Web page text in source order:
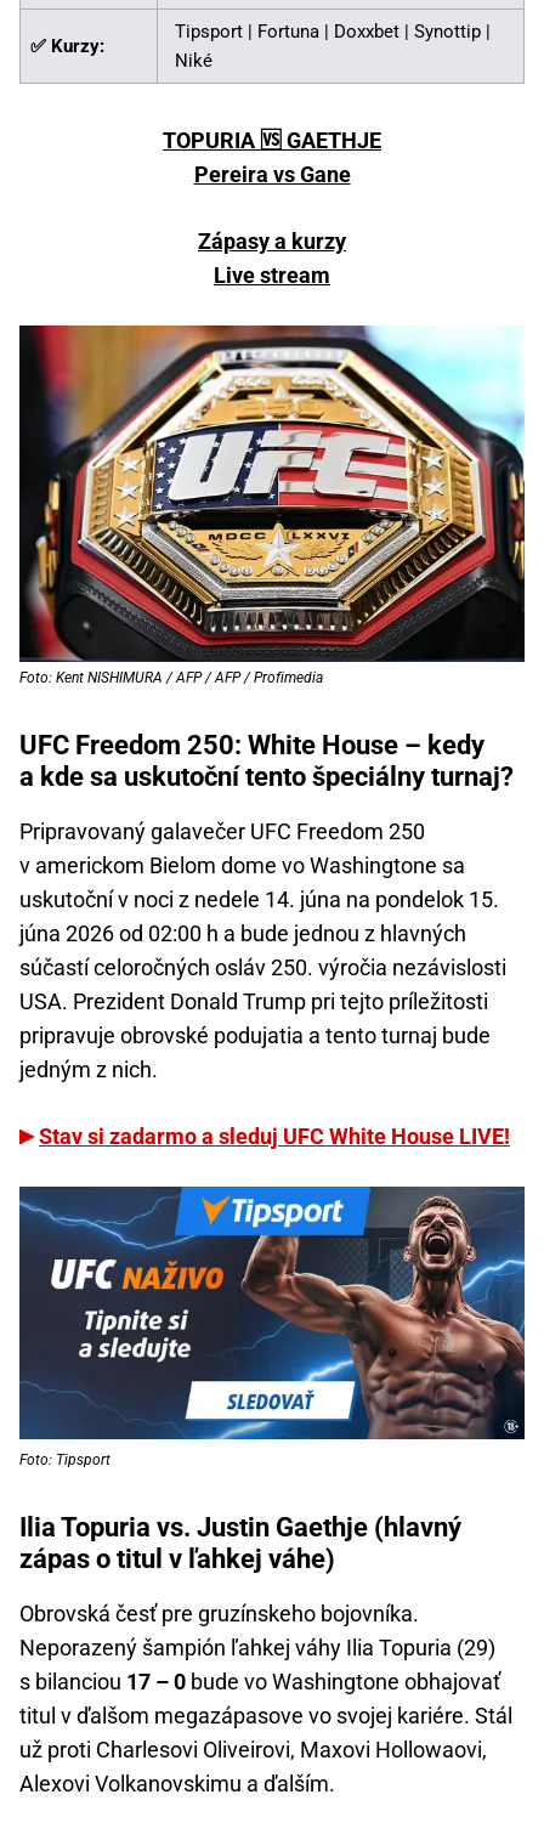
✅ Kurzy:
Tipsport | Fortuna | Doxxbet | Synottip |
Niké
TOPURIA 🆚 GAETHJE
Pereira vs Gane
Zápasy a kurzy
Live stream
Foto: Kent NISHIMURA / AFP / AFP / Profimedia
UFC Freedom 250: White House – kedy
a kde sa uskutoční tento špeciálny turnaj?
Pripravovaný galavečer UFC Freedom 250
v americkom Bielom dome vo Washingtone sa
uskutoční v noci z nedele 14. júna na pondelok 15.
júna 2026 od 02:00 h a bude jednou z hlavných
súčastí celoročných osláv 250. výročia nezávislosti
USA. Prezident Donald Trump pri tejto príležitosti
pripravuje obrovské podujatia a tento turnaj bude
jedným z nich.
Stav si zadarmo a sleduj UFC White House LIVE!
Foto: Tipsport
Ilia Topuria vs. Justin Gaethje (hlavný
zápas o titul v ľahkej váhe)
Obrovská česť pre gruzínskeho bojovníka.
Neporazený šampión ľahkej váhy Ilia Topuria (29)
s bilanciou 17 – 0 bude vo Washingtone obhajovať
titul v ďalšom megazápasove vo svojej kariére. Stál
už proti Charlesovi Oliveirovi, Maxovi Hollowaovi,
Alexovi Volkanovskimu a ďalším.